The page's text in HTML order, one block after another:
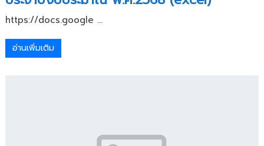
https://docs.google ...
อ่านเพิ่มเติม